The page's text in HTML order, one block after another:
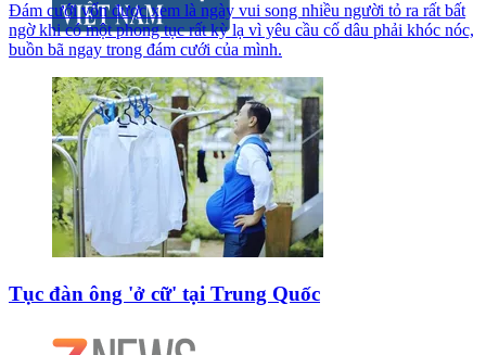
Đám cưới vốn được xem là ngày vui song nhiều người tỏ ra rất bất
ngờ khi có một phong tục rất kỳ lạ vì yêu cầu cố dâu phải khóc nóc,
buồn bã ngay trong đám cưới của mình.
Tục đàn ông 'ở cữ' tại Trung Quốc